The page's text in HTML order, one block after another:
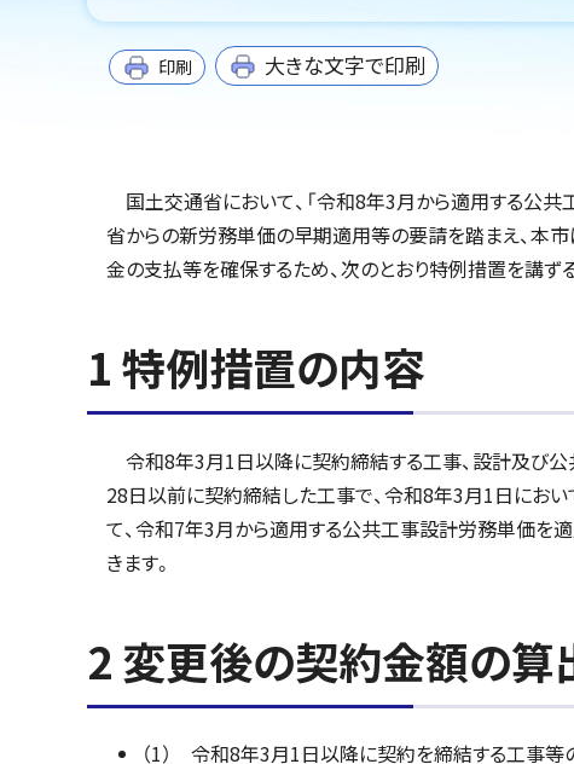
印刷 大きな文字で印刷
国土交通省において、「令和8年3月から適用する公共
省からの新労務単価の早期適用等の要請を踏まえ、本
金の支払等を確保するため、次のとおり特例措置を講ず
1 特例措置の内容
令和8年3月1日以降に契約締結する工事、設計及び公
28日以前に契約締結した工事で、令和8年3月1日にお
て、令和7年3月から適用する公共工事設計労務単価を
きます。
2 変更後の契約金額の算
（1） 令和8年3月1日以降に契約を締結する工事等